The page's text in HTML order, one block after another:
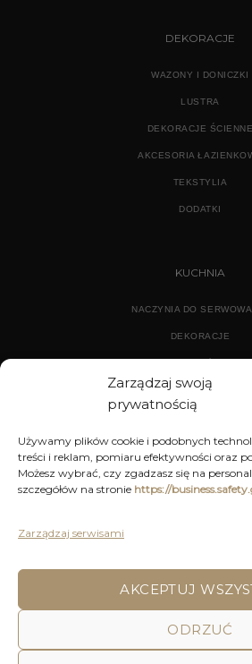
Zarządzaj swoją
prywatnością
Używamy plików cookie i podobnych
treści i reklam, pomiaru efektywności oraz
Możesz wybrać, czy zgadzasz się na
szczegółów na stronie https://
Zarządzaj serwisami
AKCEPTUJ
ODRZUĆ
DEKORACJE
WAZONY I DONICZKI
LUSTRA
DEKORACJE ŚCIENNE
AKCESORIA
TEKSTYLIA
DODATKI
KUCHNIA
NACZYNIA DO
DEKORACJE
DEKORACJE
KUCHNIA
POLITYKA PRYWATNOŚCI
DECOR AND